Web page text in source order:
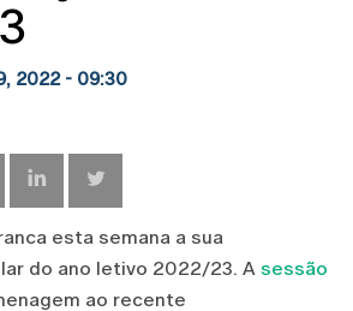
2022 - 09:30
esta semana a sua
do ano letivo 2022/23. A sessão
ao recente